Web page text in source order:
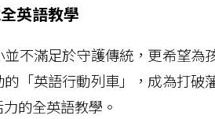
英語教學
不滿足於守護傳統，更希望為
的「英語行動列車」，成為打
的全英語教學。